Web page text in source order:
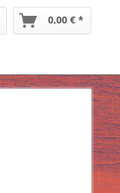
0,00 € *